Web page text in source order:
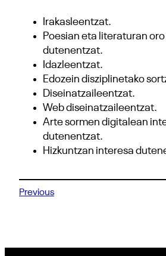
Irakasleentzat.
Poesian eta literaturan
dutenentzat.
Idazleentzat.
Edozein disziplinetako
Diseinatzaileentzat.
Web diseinatzaileentzat.
Arte sormen digitalean
dutenentzat.
Hizkuntzan interesa
Previous